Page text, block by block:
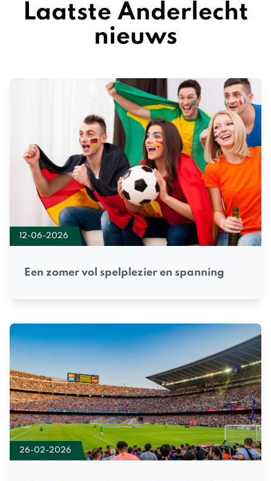
Laatste Anderlecht
nieuws
12-06-2026
Een zomer vol spelplezier en spanning
26-02-2026